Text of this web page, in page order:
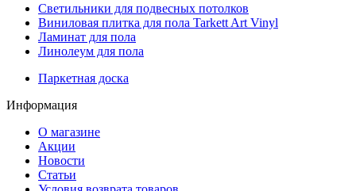
Светильники для подвесных потолков
Виниловая плитка для пола Tarkett Art Vinyl
Ламинат для пола
Линолеум для пола
Паркетная доска
Информация
О магазине
Акции
Новости
Статьи